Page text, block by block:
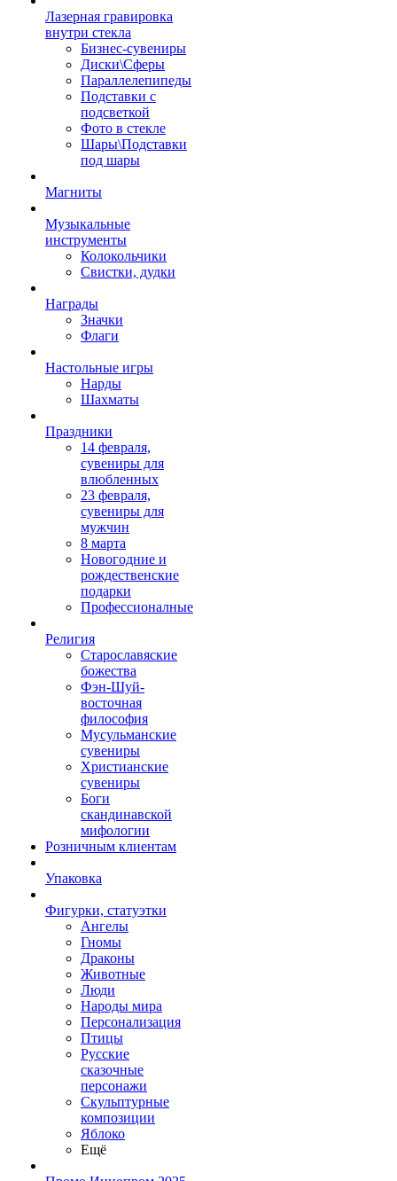
Лазерная гравировка
внутри стекла
Бизнес-сувениры
Диски\Сферы
Параллелепипеды
Подставки с
подсветкой
Фото в стекле
Шары\Подставки
под шары
Магниты
Музыкальные
инструменты
Колокольчики
Свистки, дудки
Награды
Значки
Флаги
Настольные игры
Нарды
Шахматы
Праздники
14 февраля,
сувениры для
влюбленных
23 февраля,
сувениры для
мужчин
8 марта
Новогодние и
рождественские
подарки
Профессионалные
Религия
Старославяские
божества
Фэн-Шуй-
восточная
философия
Мусульманские
сувениры
Христианские
сувениры
Боги
скандинавской
мифологии
Розничным клиентам
Упаковка
Фигурки, статуэтки
Ангелы
Гномы
Драконы
Животные
Люди
Народы мира
Персонализация
Птицы
Русские
сказочные
персонажи
Скульптурные
композиции
Яблоко
Ещё